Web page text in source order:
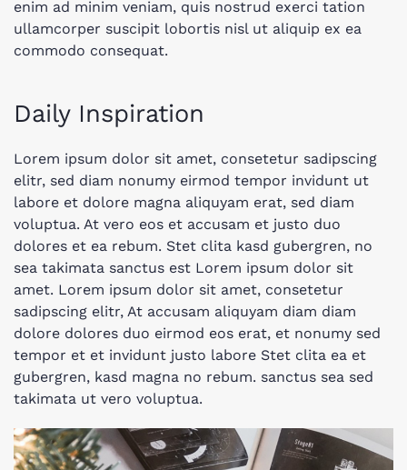
enim ad minim veniam, quis nostrud exerci tation
ullamcorper suscipit lobortis nisl ut aliquip ex ea
commodo consequat.
Daily Inspiration
Lorem ipsum dolor sit amet, consetetur sadipscing
elitr, sed diam nonumy eirmod tempor invidunt ut
labore et dolore magna aliquyam erat, sed diam
voluptua. At vero eos et accusam et justo duo
dolores et ea rebum. Stet clita kasd gubergren, no
sea takimata sanctus est Lorem ipsum dolor sit
amet. Lorem ipsum dolor sit amet, consetetur
sadipscing elitr, At accusam aliquyam diam diam
dolore dolores duo eirmod eos erat, et nonumy sed
tempor et et invidunt justo labore Stet clita ea et
gubergren, kasd magna no rebum. sanctus sea sed
takimata ut vero voluptua.